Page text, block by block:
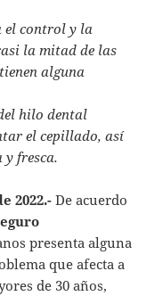
el control y la
la mitad de las
alguna
hilo dental
el cepillado, así
fresca.
2022.-De acuerdo
presenta alguna
que afecta a
de 30 años,